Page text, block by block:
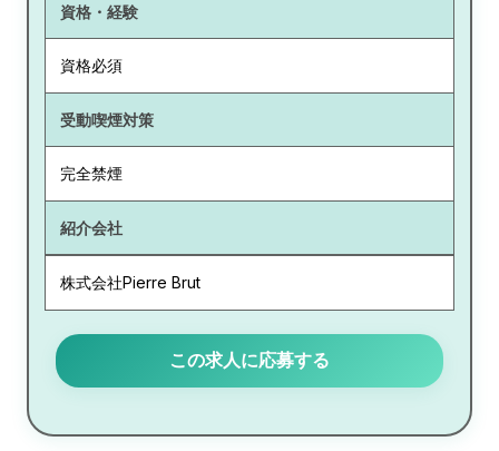
資格・経験
資格必須
受動喫煙対策
完全禁煙
紹介会社
株式会社Pierre Brut
この求人に応募する